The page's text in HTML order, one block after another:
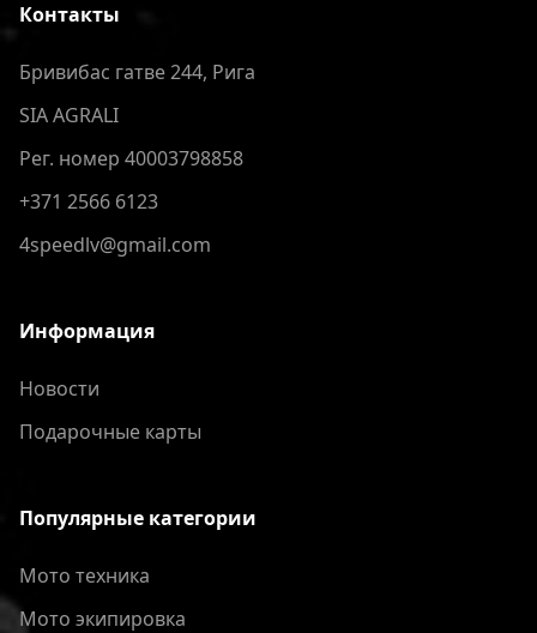
Контакты
Бривибас гатве 244, Рига
SIA AGRALI
Рег. номер 40003798858
+371 2566 6123
4speedlv@gmail.com
Информация
Новости
Подарочные карты
Популярные категории
Мото техника
Мото экипировка